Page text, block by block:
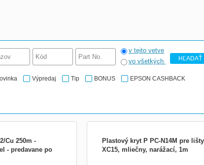
v tejto vetve
vo všetkých
HĽADAŤ
Výpredaj Tip BONUS EPSON CASHBACK
Cu 250m -
- predavane po
Plastový kryt P PC-N14M pre lišty
XC15, mliečny, narážací, 1m